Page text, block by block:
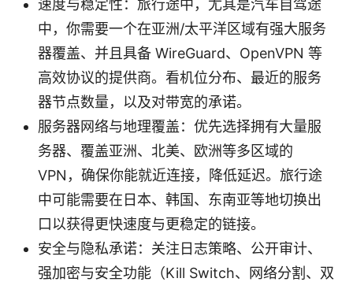
速度与稳定性：旅行途中，尤其是汽车自驾途
中，你需要一个在亚洲/太平洋区域有强大服务
器覆盖、并且具备 WireGuard、OpenVPN 等
高效协议的提供商。看机位分布、最近的服务
器节点数量，以及对带宽的承诺。
服务器网络与地理覆盖：优先选择拥有大量服
务器、覆盖亚洲、北美、欧洲等多区域的
VPN，确保你能就近连接，降低延迟。旅行途
中可能需要在日本、韩国、东南亚等地切换出
口以获得更快速度与更稳定的链接。
安全与隐私承诺：关注日志策略、公开审计、
强加密与安全功能（Kill Switch、网络分割、双